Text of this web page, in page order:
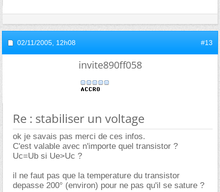
02/11/2005, 12h08 #13
invite890ff058
Re : stabiliser un voltage
ok je savais pas merci de ces infos.
C'est valable avec n'importe quel transistor ?
Uc=Ub si Ue>Uc ?
il ne faut pas que la temperature du transistor
depasse 200° (environ) pour ne pas qu'il se sature ?